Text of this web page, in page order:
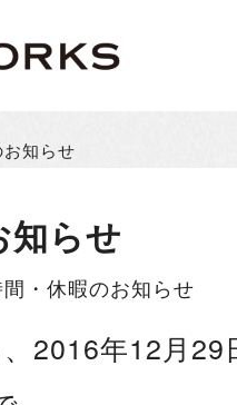
知らせ
知らせ
・休暇のお知らせ
2016年12月29